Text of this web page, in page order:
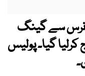
نرس سے گینگ
کرلیا گیا۔ پولیس